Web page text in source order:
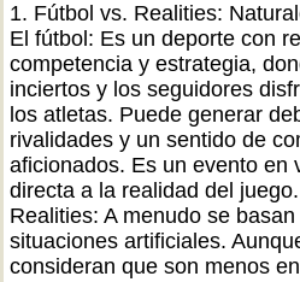
1. Fútbol vs. Realities:
El fútbol: Es un deporte con
competencia y estrategia,
inciertos y los seguidores
los atletas. Puede generar
rivalidades y un sentido de
aficionados. Es un evento en
directa a la realidad del juego.
Realities: A menudo se
situaciones artificiales.
consideran que son menos